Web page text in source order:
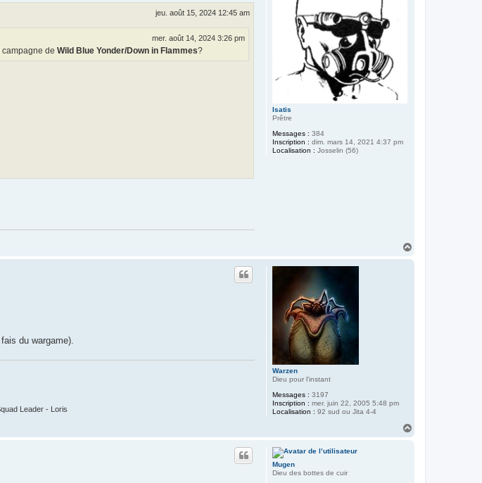
Isatis
Prêtre
Messages : 384
Inscription : dim. mars 14, 2021 4:37 pm
Localisation : Josselin (56)
jeu. août 15, 2024 12:45 am
mer. août 14, 2024 3:26 pm
de Wild Blue Yonder/Down in Flammes?
Warzen
Dieu pour l'instant
Messages : 3197
Inscription : mer. juin 22, 2005 5:48 pm
Localisation : 92 sud ou Jita 4-4
du wargame).
Leader - Loris
Mugen
Dieu des bottes de cuir